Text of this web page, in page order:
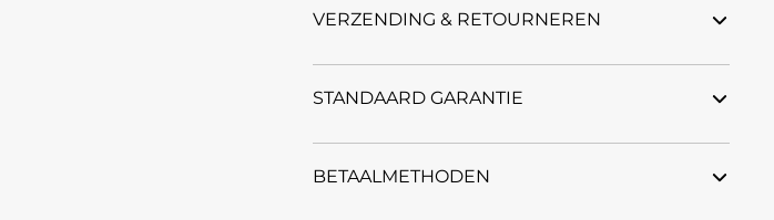
VERZENDING & RETOURNEREN
STANDAARD GARANTIE
BETAALMETHODEN